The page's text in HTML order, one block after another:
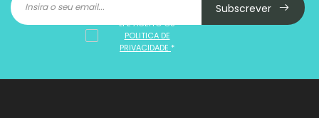
Subscrever
LI E ACEITO OS
POLITICA DE
PRIVACIDADE *